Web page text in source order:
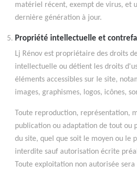
matériel récent, exempt de virus, et
dernière génération à jour.
Propriété intellectuelle et
Lj Rénov est propriétaire des droits
intellectuelle ou détient les droits
éléments accessibles sur le site,
images, graphismes, logos, icônes,
Toute reproduction, représentation,
publication ou adaptation de tout ou
du site, quel que soit le moyen ou le
interdite sauf autorisation écrite
Toute exploitation non autorisée